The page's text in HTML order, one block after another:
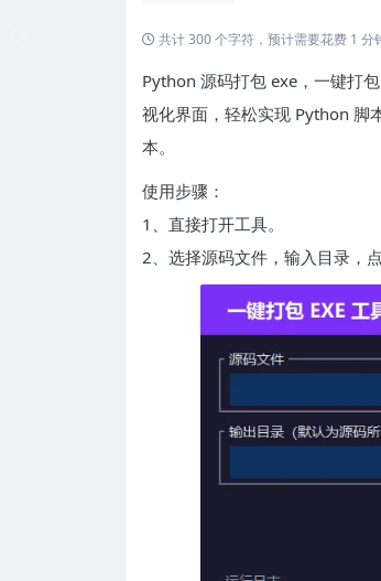
共计 300 个字符，预计需要花费 1 分
Python 源码打包 exe，一键打
视化界面，轻松实现 Python 脚
本。
使用步骤：
1、直接打开工具。
2、选择源码文件，输入目录，点